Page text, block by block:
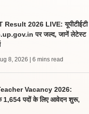
Result 2026 LIVE: यूपीटीईटी
पर जल्द, जानें लेटेस्ट
8, 2026 | 6 mins read
Vacancy 2026:
के 1,654 पदों के लिए आवेदन शुरू,